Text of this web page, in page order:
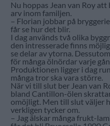
Nu hoppas Jean van Roy
arv inom familjen.
– Florian jobbar på
får se hur det blir.
I dag används två olika
den intresserade finns
se delar av ytorna.
för många ölnördar varje
Produktionen ligger i dag
många tror ska vara större.
När vi till slut ber Jean van
bland Cantillon-ölen
omöjligt. Men till slut väljer
verkligen tycker om.
– Jag älskar många frukt-